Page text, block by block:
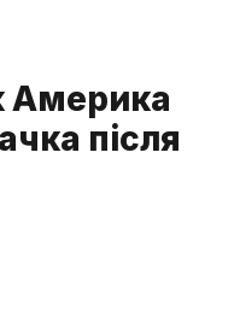
Америка
після